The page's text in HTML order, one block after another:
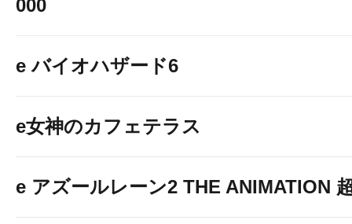
000
e バイオハザード6
e女神のカフェテラス
e アズールレーン2 THE ANIMATION